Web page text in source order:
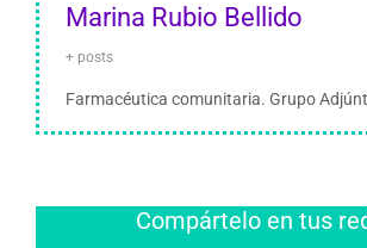
Marina Rubio Bellido
+ posts
Farmacéutica comunitaria. Grupo
Compártelo en tus